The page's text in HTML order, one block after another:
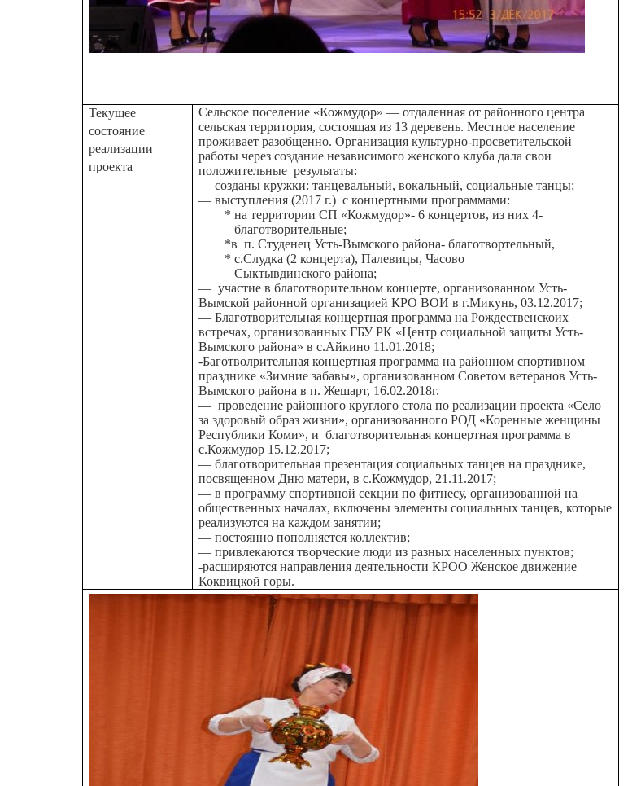
Текущее
состояние
реализации
проекта
Сельское поселение «Кожмудор» — отдаленная от районного центра
сельская территория, состоящая из 13 деревень. Местное население
проживает разобщенно. Организация культурно-просветительской
работы через создание независимого женского клуба дала свои
положительные результаты:
— созданы кружки: танцевальный, вокальный, социальные танцы;
— выступления (2017 г.) с концертными программами:
* на территории СП «Кожмудор»- 6 концертов, из них 4-
благотворительные;
*в п. Студенец Усть-Вымского района- благотвортельный,
* с.Слудка (2 концерта), Палевицы, Часово
Сыктывдинского района;
— участие в благотворительном концерте, организованном Усть-
Вымской районной организацией КРО ВОИ в г.Микунь, 03.12.2017;
— Благотворительная концертная программа на Рождественскоих
встречах, организованных ГБУ РК «Центр социальной защиты Усть-
Вымского района» в с.Айкино 11.01.2018;
-Баготволрительная концертная программа на районном спортивном
празднике «Зимние забавы», организованном Советом ветеранов Усть-
Вымского района в п. Жешарт, 16.02.2018г.
— проведение районного круглого стола по реализации проекта «Село
за здоровый образ жизни», организованного РОД «Коренные женщины
Республики Коми», и благотворительная концертная программа в
с.Кожмудор 15.12.2017;
— благотворительная презентация социальных танцев на празднике,
посвященном Дню матери, в с.Кожмудор, 21.11.2017;
— в программу спортивной секции по фитнесу, организованной на
общественных началах, включены элементы социальных танцев, которые
реализуются на каждом занятии;
— постоянно пополняется коллектив;
— привлекаются творческие люди из разных населенных пунктов;
-расширяются направления деятельности КРОО Женское движение
Коквицкой горы.